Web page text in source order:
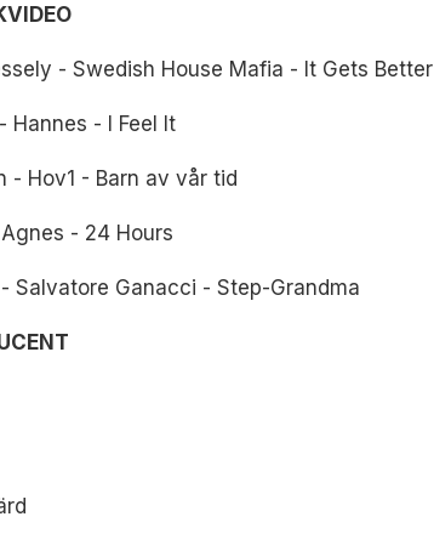
- Swedish House Mafia - It Gets Better
Hannes - I Feel It
- Hov1 - Barn av vår tid
- 24 Hours
Salvatore Ganacci - Step-Grandma